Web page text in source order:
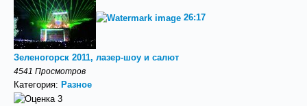
26:17
Зеленогорск 2011, лазер-шоу и салют
4541 Просмотров
Категория: Разное